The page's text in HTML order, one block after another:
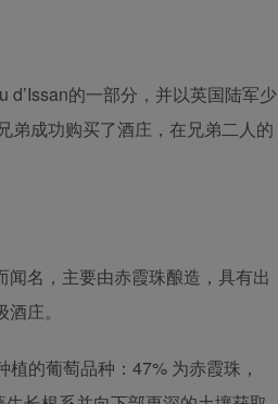
的一部分，并以英国陆军少
弟成功购买了酒庄，在兄弟二人的
名，主要由赤霞珠酿造，具有出
庄。
的葡萄品种：47% 为赤霞珠，